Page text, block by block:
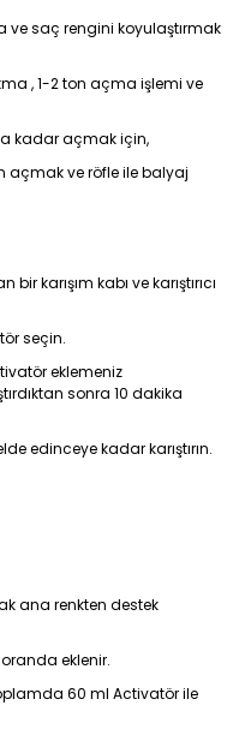
ve saç rengini koyulaştırmak
, 1-2 ton açma işlemi ve
kadar açmak için,
açmak ve röfle ile balyaj
karışım kabı ve karıştırıcı
seçin.
eklemeniz
sonra 10 dakika
edinceye kadar karıştırın.
ana renkten destek
oranda eklenir.
60 ml Activatör ile